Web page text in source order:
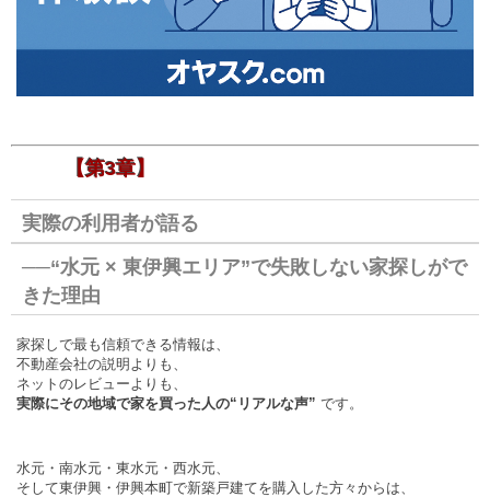
【第3章】
実際の利用者が語る
──“水元 × 東伊興エリア”で失敗しない家探しがで
きた理由
家探しで最も信頼できる情報は、
不動産会社の説明よりも、
ネットのレビューよりも、
実際にその地域で家を買った人の“リアルな声” です。
水元・南水元・東水元・西水元、
そして東伊興・伊興本町で新築戸建てを購入した方々からは、